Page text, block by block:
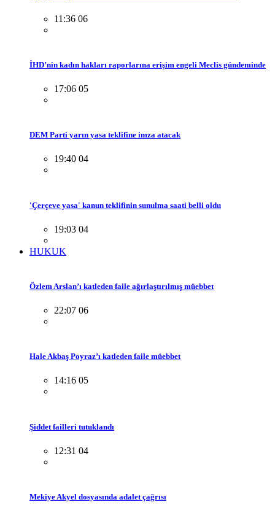
11:36 06
İHD’nin kadın hakları raporlarına erişim engeli Meclis gündeminde
17:06 05
DEM Parti yarın yasa teklifine imza atacak
19:40 04
'Çerçeve yasa' kanun teklifinin sunulma saati belli oldu
19:03 04
HUKUK
Özlem Arslan’ı katleden faile ağırlaştırılmış müebbet
22:07 06
Hale Akbaş Poyraz’ı katleden faile müebbet
14:16 05
Şiddet failleri tutuklandı
12:31 04
Mekiye Akyel dosyasında adalet çağrısı